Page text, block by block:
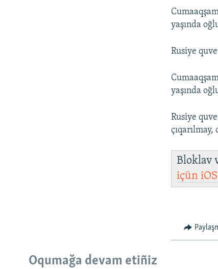
yaşında
Rusiye
yaşında
Rusiye
Bloklav
içüniOS
Oqumağa devam etiñiz